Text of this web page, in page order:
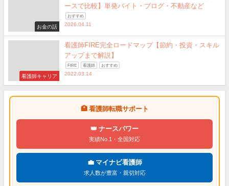
お金の話
ースで比較】単発バイト・ブログ・不動産など
おすすめ
2026.04.11
看護師キャリア
看護師FIRE完全ロードマップ【節約・投資・スキル
アップまで解説】
FIRE 看護師 おすすめ
2022.03.14
🏥 看護師転職サポート
👑 ナースパワー
実績No.1・全国対応
💼 マイナビ看護師
求人数が豊富・親切対応